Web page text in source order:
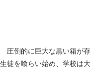
倒的に巨大な黒い箱が
徒を喰らい始め、学校